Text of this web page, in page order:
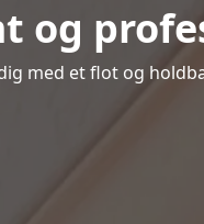
og
med et flot og